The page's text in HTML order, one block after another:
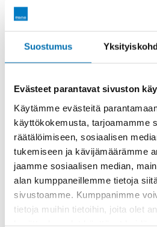
Suostumus
Evästeet parantavat sivuston
Käytämme evästeitä
käyttökokemusta, tarjoamamme
räätälöimiseen, sosiaalisen
tukemiseen ja kävijämäärämme
jaamme sosiaalisen median,
alan kumppaneillemme tietoja
sivustoamme. Kumppanimme
tietoja muihin tietoihin, joita olet
Räätälöi itsellesi
Rahoitusaika (kk)
Käsiraha tai vaihtoauto (€)